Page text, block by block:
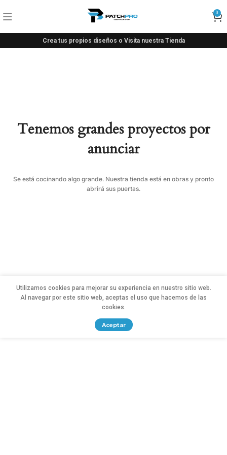
0
Crea tus propios diseños o Visita nuestra Tienda
Tenemos grandes proyectos por
anunciar
Se está cocinando algo grande. Nuestra tienda está en obras y pronto
abrirá sus puertas.
Utilizamos cookies para mejorar su experiencia en nuestro sitio web.
Al navegar por este sitio web, aceptas el uso que hacemos de las
cookies.
Aceptar